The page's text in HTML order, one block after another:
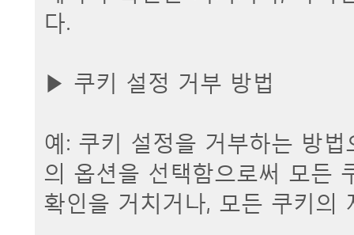
다.
▶ 쿠키 설정 거부 방법
예: 쿠키 설정을 거부하는 방
의 옵션을 선택함으로써 모든
확인을 거치거나, 모든 쿠키의